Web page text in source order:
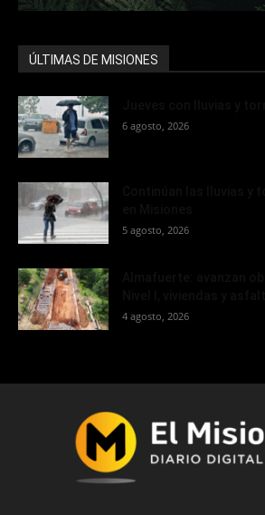
ÚLTIMAS DE MISIONES
6 agosto, 2026
5 agosto, 2026
4 agosto, 2026